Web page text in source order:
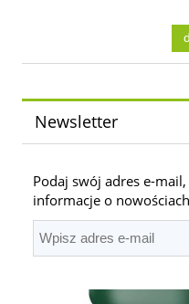
Newsletter
Podaj swój adres e-
informacje o